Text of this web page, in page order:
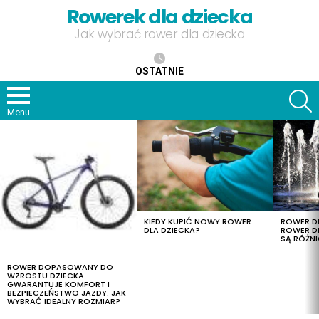
Rowerek dla dziecka
Jak wybrać rower dla dziecka
OSTATNIE
Menu
ROWER DOPASOWANY DO
WZROSTU DZIECKA
GWARANTUJE KOMFORT I
BEZPIECZEŃSTWO JAZDY. JAK
WYBRAĆ IDEALNY ROZMIAR?
KIEDY KUPIĆ NOWY ROWER
DLA DZIECKA?
ROWER
ROWER
SĄ